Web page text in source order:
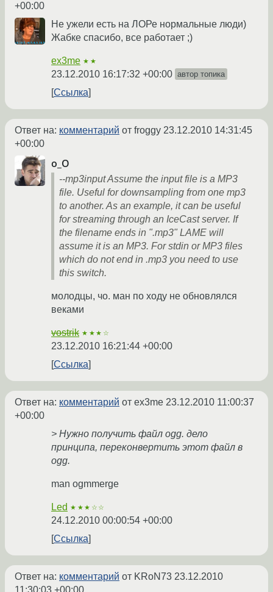
+00:00
Не ужели есть на ЛОРе нормальные люди)
Жабке спасибо, все работает ;)
ex3me ★★
23.12.2010 16:17:32 +00:00 автор топика
Ссылка
Ответ на: комментарий от froggy 23.12.2010 14:31:45
+00:00
о_О
--mp3input Assume the input file is a MP3
file. Useful for downsampling from one mp3
to another. As an example, it can be useful
for streaming through an IceCast server. If
the filename ends in ".mp3" LAME will
assume it is an MP3. For stdin or MP3 files
which do not end in .mp3 you need to use
this switch.
молодцы, чо. ман по ходу не обновлялся
веками
vostrik ★★★☆
23.12.2010 16:21:44 +00:00
Ссылка
Ответ на: комментарий от ex3me 23.12.2010 11:00:37
+00:00
> Нужно получить файл ogg. дело
принципа, переконвертить этот файл в
ogg.
man ogmmerge
Led ★★★☆☆
24.12.2010 00:00:54 +00:00
Ссылка
Ответ на: комментарий от KRoN73 23.12.2010